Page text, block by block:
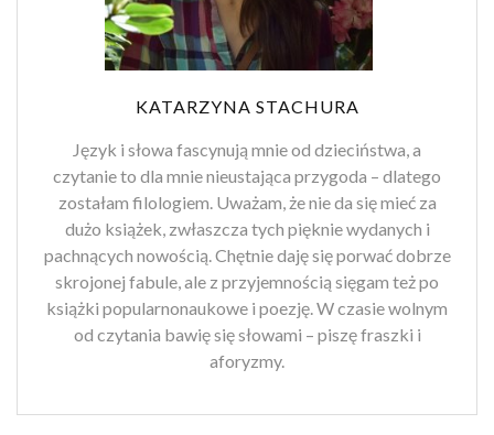
KATARZYNA STACHURA
Język i słowa fascynują mnie od dzieciństwa, a
czytanie to dla mnie nieustająca przygoda – dlatego
zostałam filologiem. Uważam, że nie da się mieć za
dużo książek, zwłaszcza tych pięknie wydanych i
pachnących nowością. Chętnie daję się porwać dobrze
skrojonej fabule, ale z przyjemnością sięgam też po
książki popularnonaukowe i poezję. W czasie wolnym
od czytania bawię się słowami – piszę fraszki i
aforyzmy.